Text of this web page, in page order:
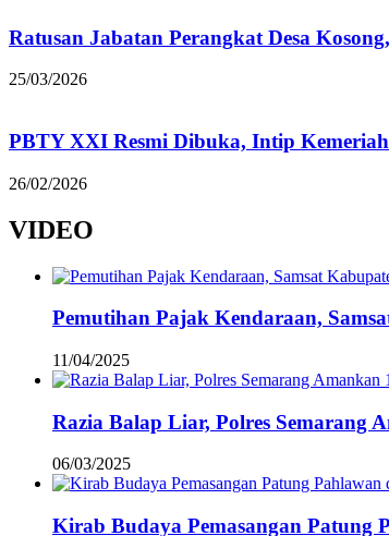
Ratusan Jabatan Perangkat Desa
25/03/2026
PBTY XXI Resmi Dibuka, Intip
26/02/2026
VIDEO
Pemutihan Pajak Kendaraan,
11/04/2025
Razia Balap Liar, Polres Semarang
06/03/2025
Kirab Budaya Pemasangan Patung